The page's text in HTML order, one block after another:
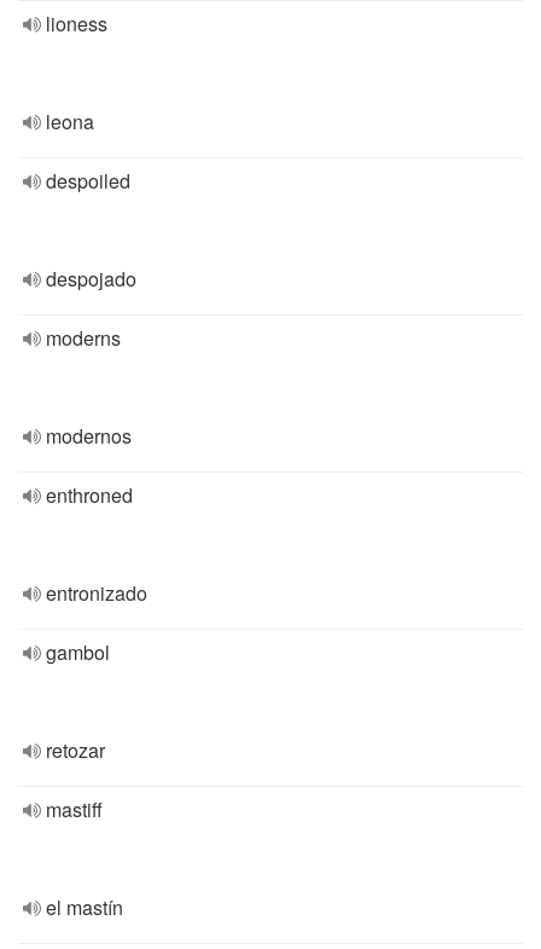
lioness
leona
despoiled
despojado
moderns
modernos
enthroned
entronizado
gambol
retozar
mastiff
el mastín